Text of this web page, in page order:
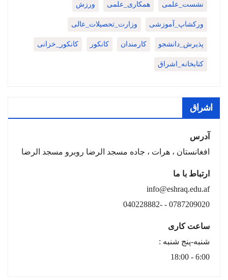
نشست_علمی همکاری_علمی ورزش
ورکشاپ_آموزشی وزارت_تحصیلات_عالی
پذیرش_دانشجو کارمندان کانکور کانکور_خزانی
کتابخانه_اشراق
اشراق
آدرس
افغانستان ، هرات ، جاده مسجد الرضا روبرو مسجد الرضا
ارتباط با ما
info@eshraq.edu.af
0787209020 - -040228882
ساعت کاری
شنبه-پنج شنبه :
6:00 - 18:00